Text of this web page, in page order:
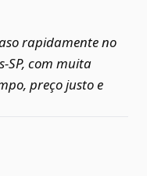
rapidamente no
com muita
preço justo e